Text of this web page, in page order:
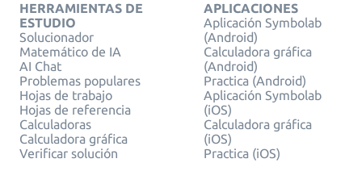
HERRAMIENTAS DE
ESTUDIO
Solucionador
Matemático de IA
AI Chat
Problemas populares
Hojas de trabajo
Hojas de referencia
Calculadoras
Calculadora gráfica
Verificar solución
APLICACIONES
Aplicación Symbolab
(Android)
Calculadora gráfica
(Android)
Practica (Android)
Aplicación Symbolab
(iOS)
Calculadora gráfica
(iOS)
Practica (iOS)